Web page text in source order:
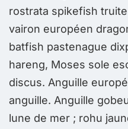
rostrata spikefish
vairon européen
batfish pastenague
hareng, Moses sole
discus. Anguille
anguille. Anguille
lune de mer ; rohu